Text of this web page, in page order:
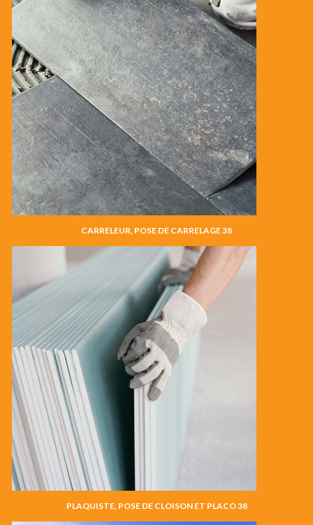
CARRELEUR, POSE DE CARRELAGE 38
PLAQUISTE, POSE DE CLOISON ET PLACO 38